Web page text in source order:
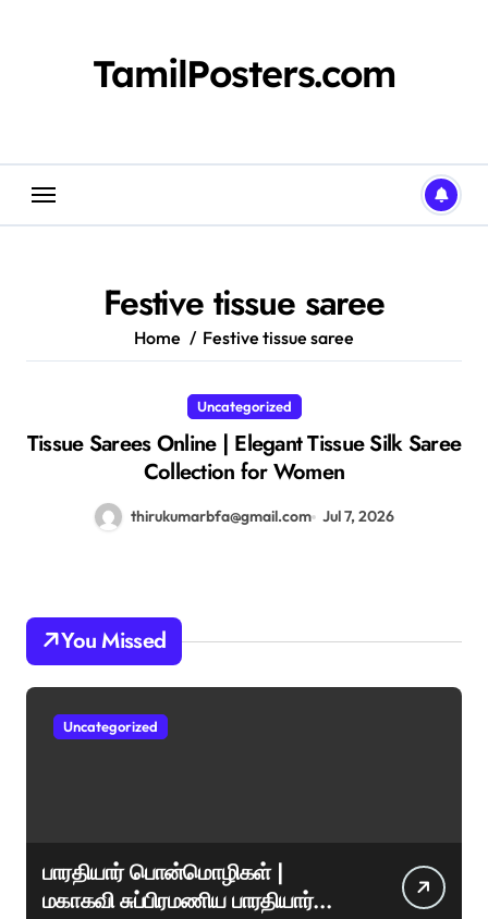
TamilPosters.com
Festive tissue saree
Home Festive tissue saree
Uncategorized
Tissue Sarees Online | Elegant Tissue Silk Saree
Collection for Women
thirukumarbfa@gmail.com Jul 7, 2026
You Missed
Uncategorized
பாரதியார் பொன்மொழிகள் |
மகாகவி சுப்பிரமணிய பாரதியார்